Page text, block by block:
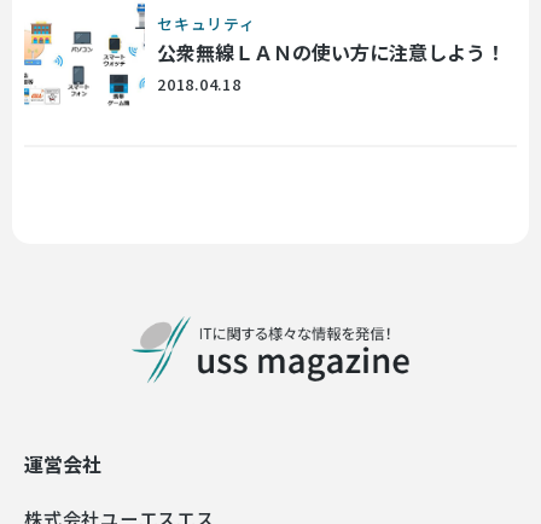
セキュリティ
公衆無線ＬＡＮの使い方に注意しよう！
2018.04.18
運営会社
株式会社ユーエスエス